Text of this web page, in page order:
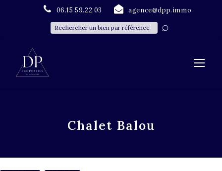
06.15.59.22.03 agence@dpp.immo
Chalet Balou